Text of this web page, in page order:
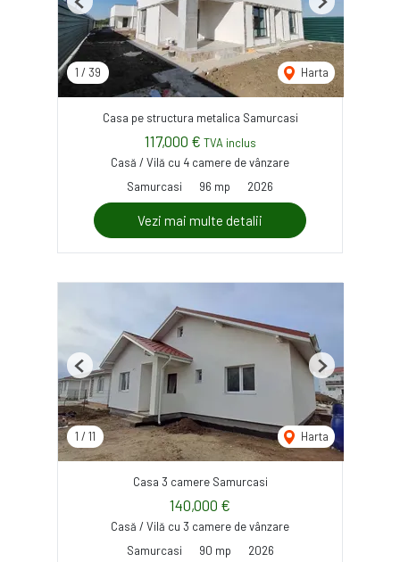
1 / 39 Harta
Previous Next
Casa pe structura metalica Samurcasi
117,000 € TVA inclus
Casă / Vilă cu 4 camere de vânzare
Samurcasi
96 mp 2026
Vezi mai multe detalii
1 / 11 Harta
Previous Next
Casa 3 camere Samurcasi
140,000 €
Casă / Vilă cu 3 camere de vânzare
Samurcasi
90 mp 2026